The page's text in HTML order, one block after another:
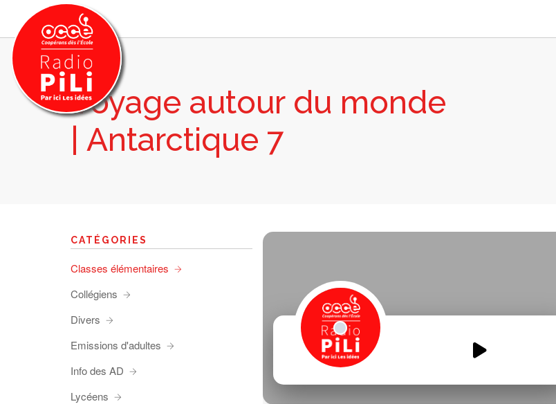
PRÉSENTATION
GRILLE DES PROGRAMMES
EMISSIONS / PODCASTS
RECHERCHER
Voyage autour du monde
| Antarctique 7
Antarctique-episode7.mp3
CATÉGORIES
Classes élémentaires
Collégiens
Divers
Emissions d'adultes
Info des AD
Lycéens